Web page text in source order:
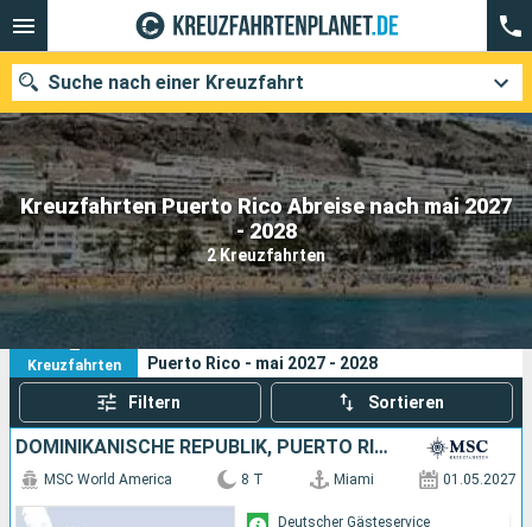
Kreuzfahrten Puerto Rico Abreise nach mai 2027
- 2028
2 Kreuzfahrten
Suche nach einer Kreuzfahrt
Unsere Ziele
Abfahrtsmonat
Häfen
Suchen
2
Kreuzfahrten
Puerto Rico - mai 2027 - 2028
Filtern Sortieren
DOMINIKANISCHE REPUBLIK, PUERTO RICO, BAHAMAS, VEREINIGTE STAATEN VON AMERIKA
MSC World America 8 T Miami 01.05.2027
Deutscher Gästeservice